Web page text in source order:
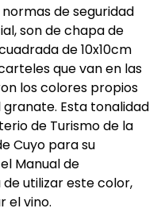
de seguridad
son de chapa de
de 10x10cm
que van en las
los colores propios
granate. Esta tonalidad
de Turismo de la
Cuyo para su
Manual de
de utilizar este color,
el vino.